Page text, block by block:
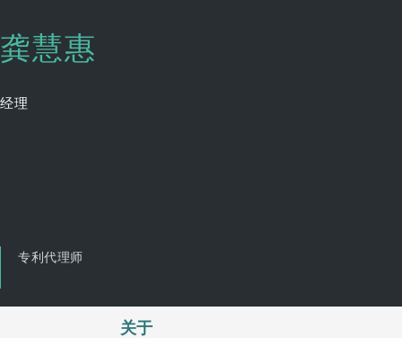
龚慧惠
经理
专利代理师
关于